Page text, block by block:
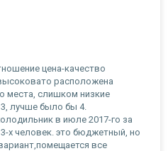
цена-качество
расположена
места, слишком низкие
лучше было бы 4.
в июле 2017-го за
х человек. это бюджетный, но
все